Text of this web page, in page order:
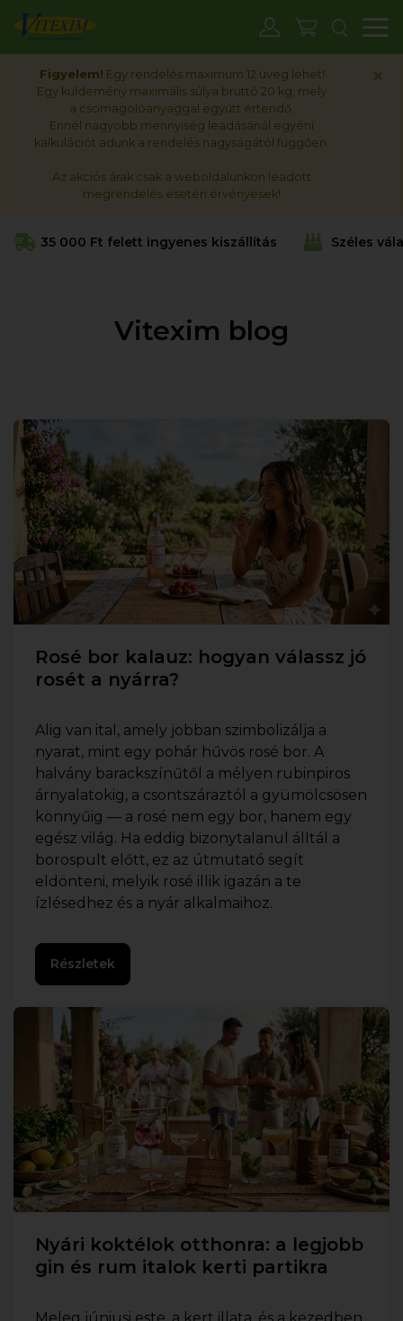
Figyelem! Egy rendelés maximum 12 üveg lehet!
Egy küldemény maximális súlya bruttó 20 kg, mely
a csomagolóanyaggal együtt értendő.
Ennél nagyobb mennyiség leadásánál egyéni
kalkulációt adunk a rendelés nagyságától függően.
Az akciós árak csak a weboldalunkon leadott
megrendelés esetén érvényesek!
35 000 Ft felett ingyenes kiszállítás Széles
Vitexim blog
Rosé bor kalauz: hogyan válassz jó
rosét a nyárra?
Alig van ital, amely jobban szimbolizálja a
nyarat, mint egy pohár hűvös rosé bor. A
halvány barackszínűtől a mélyen rubinpiros
árnyalatokig, a csontszáraztól a gyümölcsösen
könnyűig — a rosé nem egy bor, hanem egy
egész világ. Ha eddig bizonytalanul álltál a
borospult előtt, ez az útmutató segít
eldönteni, melyik rosé illik igazán a te
ízlésedhez és a nyár alkalmaihoz.
Részletek
Nyári koktélok otthonra: a legjobb
gin és rum italok kerti partikra